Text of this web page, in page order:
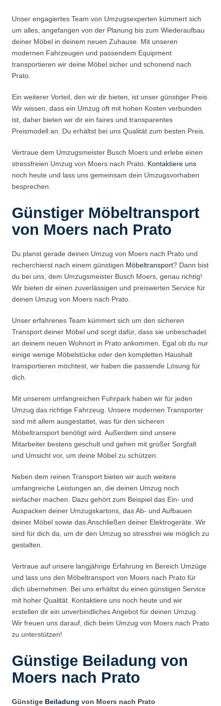
Unser engagiertes Team von Umzugsexperten kümmert sich
um alles, angefangen von der Planung bis zum Wiederaufbau
deiner Möbel in deinem neuen Zuhause. Mit unseren
modernen Fahrzeugen und passendem Equipment
transportieren wir deine Möbel sicher und schonend nach
Prato.
Ein weiterer Vorteil, den wir dir bieten, ist unser günstiger Preis.
Wir wissen, dass ein Umzug oft mit hohen Kosten verbunden
ist, daher bieten wir dir ein faires und transparentes
Preismodell an. Du erhältst bei uns Qualität zum besten Preis.
Vertraue dem Umzugsmeister Busch Moers und erlebe einen
stressfreien Umzug von Moers nach Prato. Kontaktiere uns
noch heute und lass uns gemeinsam dein Umzugsvorhaben
besprechen.
Günstiger Möbeltransport
von Moers nach Prato
Du planst gerade deinen Umzug von Moers nach Prato und
recherchierst nach einem günstigen Möbeltransport? Dann bist
du bei uns, dem Umzugsmeister Busch Moers, genau richtig!
Wir bieten dir einen zuverlässigen und preiswerten Service für
deinen Umzug von Moers nach Prato.
Unser erfahrenes Team kümmert sich um den sicheren
Transport deiner Möbel und sorgt dafür, dass sie unbeschadet
an deinem neuen Wohnort in Prato ankommen. Egal ob du nur
einige wenige Möbelstücke oder den kompletten Haushalt
transportieren möchtest, wir haben die passende Lösung für
dich.
Mit unserem umfangreichen Fuhrpark haben wir für jeden
Umzug das richtige Fahrzeug. Unsere modernen Transporter
sind mit allem ausgestattet, was für den sicheren
Möbeltransport benötigt wird. Außerdem sind unsere
Mitarbeiter bestens geschult und gehen mit großer Sorgfalt
und Umsicht vor, um deine Möbel zu schützen.
Neben dem reinen Transport bieten wir auch weitere
umfangreiche Leistungen an, die deinen Umzug noch
einfacher machen. Dazu gehört zum Beispiel das Ein- und
Auspacken deiner Umzugskartons, das Ab- und Aufbauen
deiner Möbel sowie das Anschließen deiner Elektrogeräte. Wir
sind für dich da, um dir den Umzug so stressfrei wie möglich zu
gestalten.
Vertraue auf unsere langjährige Erfahrung im Bereich Umzüge
und lass uns den Möbeltransport von Moers nach Prato für
dich übernehmen. Bei uns erhältst du einen günstigen Service
mit hoher Qualität. Kontaktiere uns noch heute und wir
erstellen dir ein unverbindliches Angebot für deinen Umzug.
Wir freuen uns darauf, dich beim Umzug von Moers nach Prato
zu unterstützen!
Günstige Beiladung von
Moers nach Prato
Günstige Beiladung von Moers nach Prato